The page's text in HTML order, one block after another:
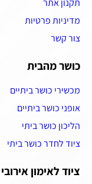
תקנון אתר
מדיניות פרטיות
צור קשר
כושר מהבית
מכשירי כושר ביתיים
אופני כושר ביתיים
הליכון כושר ביתי
ציוד לחדר כושר ביתי
ציוד לאימון אירובי